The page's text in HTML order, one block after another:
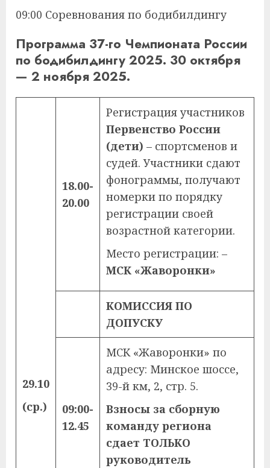
09:00 Соревнования по бодибилдингу
Программа 37-го Чемпионата России
по бодибилдингу 2025. 30 октября
— 2 ноября 2025.
29.10
(ср.)
18.00-
20.00
Регистрация участников
Первенство России
(дети) – спортсменов и
судей. Участники сдают
фонограммы, получают
номерки по порядку
регистрации своей
возрастной категории.
Место регистрации: –
МСК «Жаворонки»
КОМИССИЯ ПО
ДОПУСКУ
09:00-
12.45
МСК «Жаворонки» по
адресу: Минское шоссе,
39-й км, 2, стр. 5.
Взносы за сборную
команду региона
сдает ТОЛЬКО
руководитель